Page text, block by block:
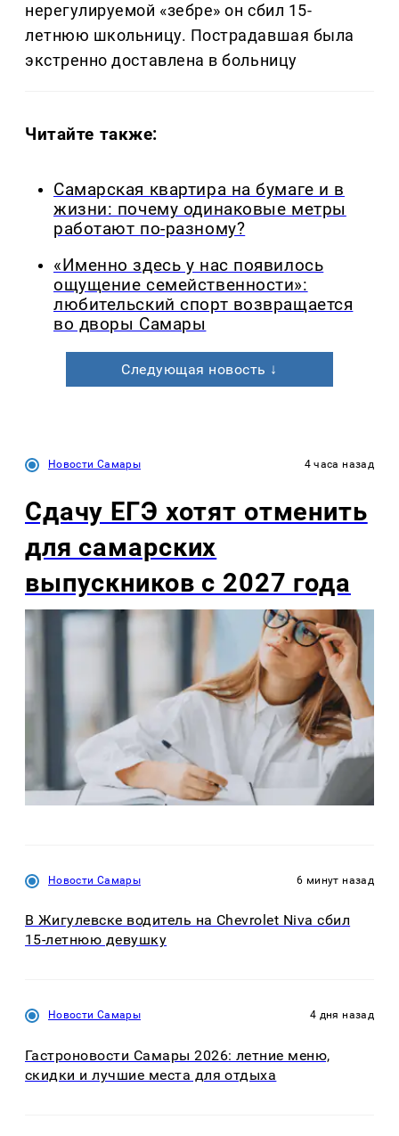
нерегулируемой «зебре» он сбил 15-
летнюю школьницу. Пострадавшая была
экстренно доставлена в больницу
Читайте также:
Самарская квартира на бумаге и в
жизни: почему одинаковые метры
работают по-разному?
«Именно здесь у нас появилось
ощущение семейственности»:
любительский спорт возвращается
во дворы Самары
Следующая новость ↓
Новости Самары 4 часа назад
Сдачу ЕГЭ хотят отменить
для самарских
выпускников с 2027 года
Новости Самары 6 минут назад
В Жигулевске водитель на Chevrolet Niva сбил
15-летнюю девушку
Новости Самары 4 дня назад
Гастроновости Самары 2026: летние меню,
скидки и лучшие места для отдыха